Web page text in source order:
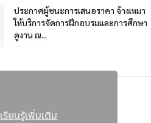
เรียนรู้เพิ่มเติม
ประกาศผู้ชนะการเสนอราคา จ้างเหมา
ให้บริการจัดการฝึกอบรมและการศึกษา
ดูงาน ณ...